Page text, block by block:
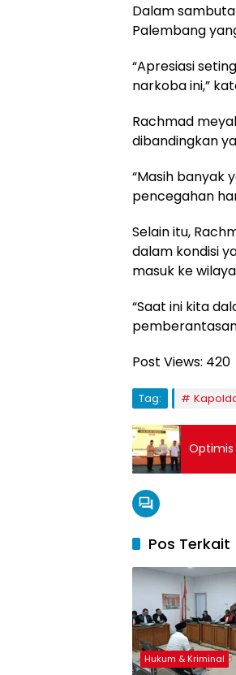
Dalam
Palembang
“Apresiasi
narkoba ini,”
Rachmad
dibandingkan
“Masih banyak
pencegahan
Selain itu,
dalam kondisi
masuk ke
“Saat ini kita
Post Views: 420
Tag:
Optimis
Pos Terkait
Hukum & Kriminal